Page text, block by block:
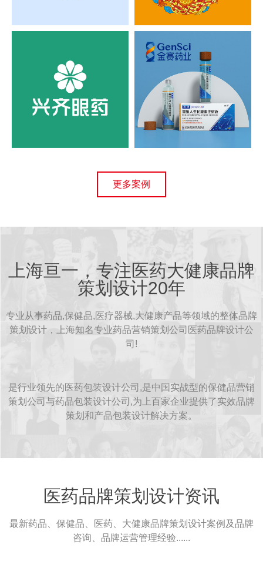
更多案例
上海亘一，专注医药大健康品牌
策划设计20年
专业从事药品,保健品,医疗器械,大健康产品等领域的整体品牌
策划设计，上海知名专业药品营销策划公司医药品牌设计公
司!
是行业领先的医药包装设计公司,是中国实战型的保健品营销
策划公司与药品包装设计公司,为上百家企业提供了实效品牌
策划和产品包装设计解决方案。
医药品牌策划设计资讯
最新药品、保健品、医药、大健康品牌策划设计案例及品牌
咨询、品牌运营管理经验......